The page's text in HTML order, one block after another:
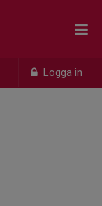
Logga in